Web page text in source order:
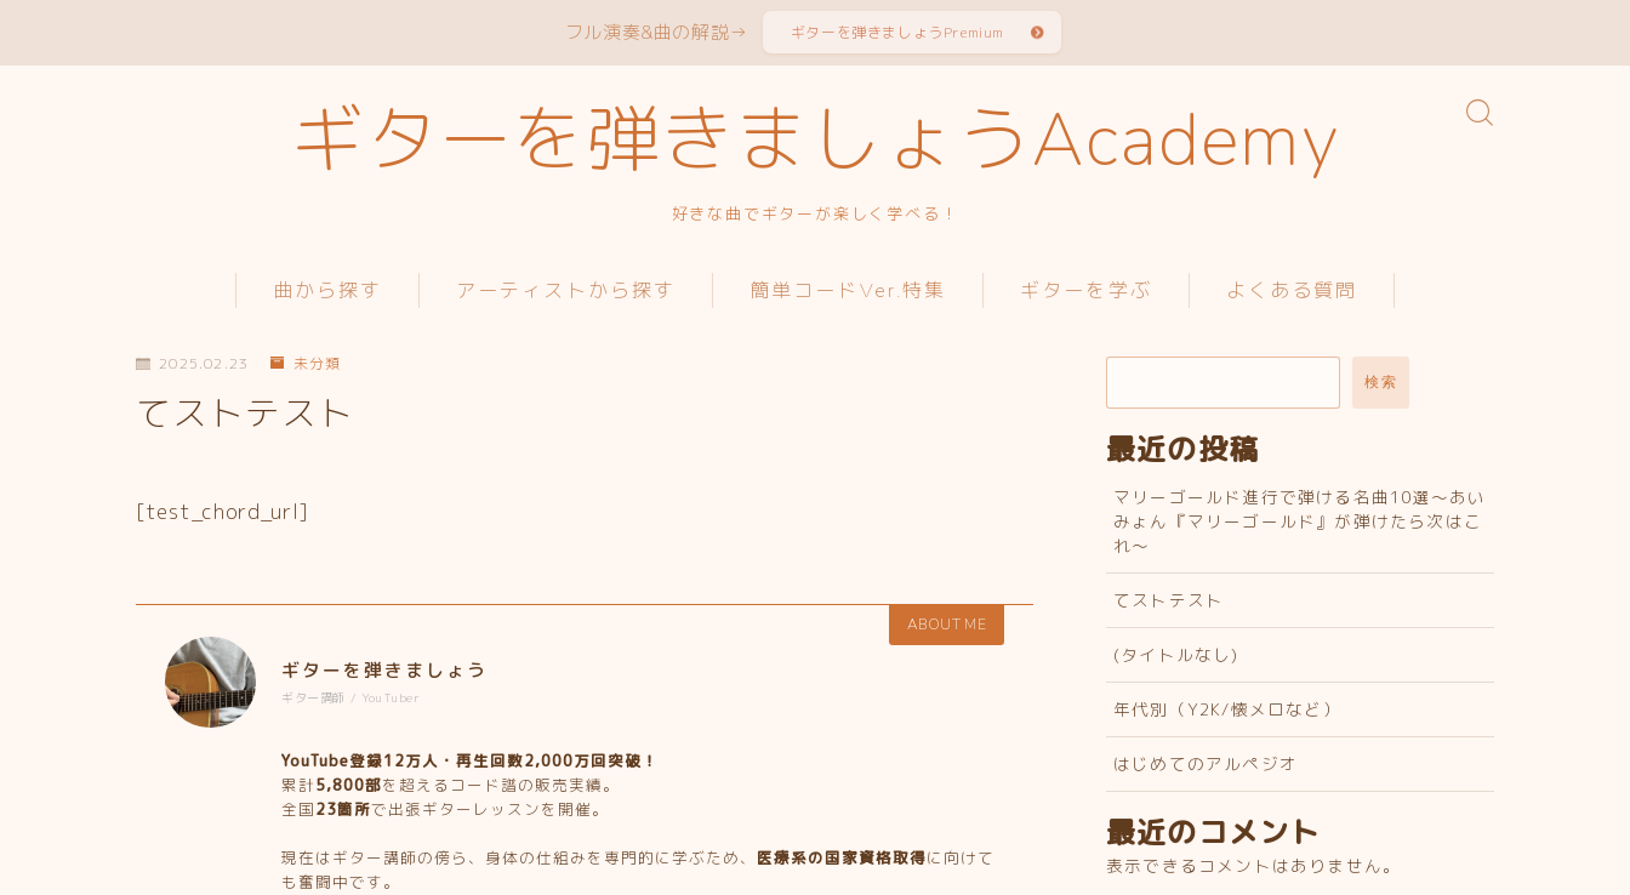
フル演奏&曲の解説→ ギターを弾きましょうPremium
ギターを弾きましょうAcademy
好きな曲でギターが楽しく学べる！
曲から探す アーティストから探す 簡単コードVer.特集 ギターを学ぶ よくある質問
2025.02.23 未分類
てストテスト
[test_chord_url]
ABOUT ME
ギターを弾きましょう
ギター講師 / YouTuber
YouTube登録12万人・再生回数2,000万回突破！
累計5,800部を超えるコード譜の販売実績。
全国23箇所で出張ギターレッスンを開催。
現在はギター講師の傍ら、身体の仕組みを専門的に学ぶため、 医療系の国家資格取得に向けて
も奮闘中です。
検索
最近の投稿
マリーゴールド進行で弾ける名曲10選〜あい
みょん『マリーゴールド』が弾けたら次はこ
れ〜
てストテスト
(タイトルなし)
年代別（Y2K/懐メロなど）
はじめてのアルペジオ
最近のコメント
表示できるコメントはありません。